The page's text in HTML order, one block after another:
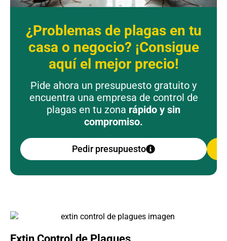
¿Problemas de plagas en tu
casa o negocio? ¡Consigue
aquí el mejor precio!
Pide ahora un presupuesto gratuito y
encuentra una empresa de control de
plagas en tu zona rápido y sin
compromiso.
Pedir presupuesto